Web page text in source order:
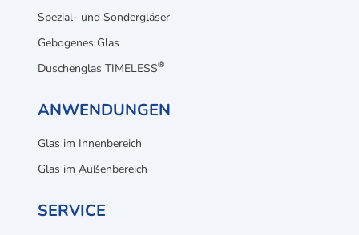
Spezial- und Sondergläser
Gebogenes Glas
Duschenglas TIMELESS®
ANWENDUNGEN
Glas im Innenbereich
Glas im Außenbereich
SERVICE